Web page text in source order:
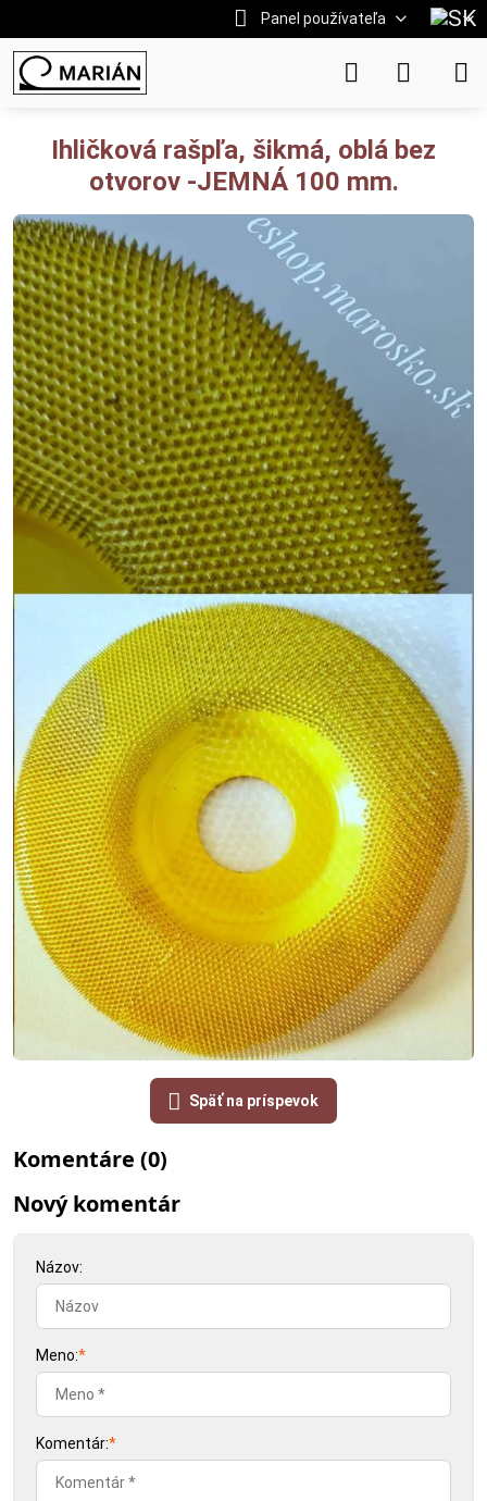
Panel používateľa
Ihličková rašpľa, šikmá, oblá bez
otvorov -JEMNÁ 100 mm.
Späť na príspevok
Komentáre (0)
Nový komentár
Názov:
Meno:*
Komentár:*